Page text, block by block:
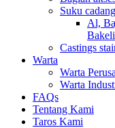
Suku
Al,
Castings
Warta
Warta
Warta
FAQs
Tentang Kami
Taros Kami